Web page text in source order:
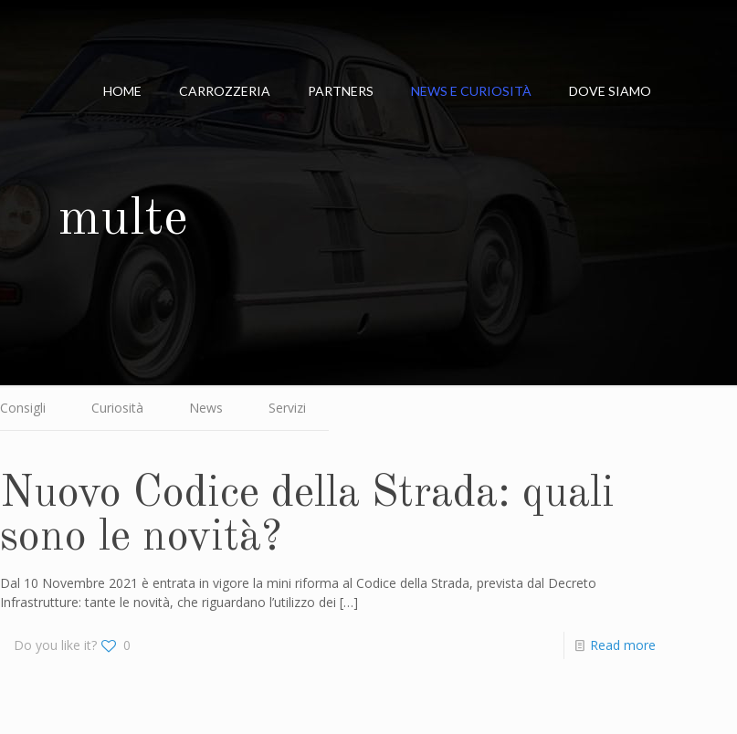
HOME CARROZZERIA PARTNERS NEWS E CURIOSITÀ DOVE SIAMO
multe
Consigli Curiosità News Servizi
Nuovo Codice della Strada: quali
sono le novità?
Dal 10 Novembre 2021 è entrata in vigore la mini riforma al Codice della Strada, prevista dal Decreto
Infrastrutture: tante le novità, che riguardano l’utilizzo dei […]
Do you like it? 0 Read more